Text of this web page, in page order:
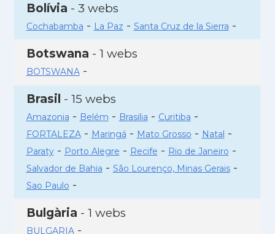
Bolívia - 3 webs
Cochabamba - La Paz - Santa Cruz de la Sierra -
Botswana - 1 webs
BOTSWANA-
Brasil - 15 webs
Amazonia - Belém - Brasilia - Curitiba -
FORTALEZA- Maringá - Mato Grosso - Natal -
Paraty- Porto Alegre - Recife - Rio de Janeiro -
Salvador de Bahia - São Lourenço, Minas Gerais-
Sao Paulo -
Bulgària - 1 webs
BULGARIA-